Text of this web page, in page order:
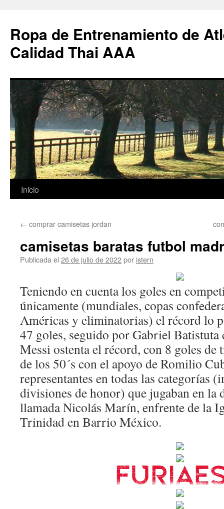
Ropa de Entrenamiento de
Calidad Thai AAA
Saltar
contenido
Inicio
← comprar camisetas jordan
camisetas baratas futbol
Publicada el 26 de julio de 2022por istern
Teniendo en cuenta los goles en
únicamente (mundiales, copas
Américas y eliminatorias) el récord lo
47 goles, seguido por Gabriel
Messi ostenta el récord, con 8 goles de
de los 50´s con el apoyo de Romilio
representantes en todas las categorías
divisiones de honor) que jugaban en la
llamada Nicolás Marín, enfrente de la
Trinidad en Barrio México.